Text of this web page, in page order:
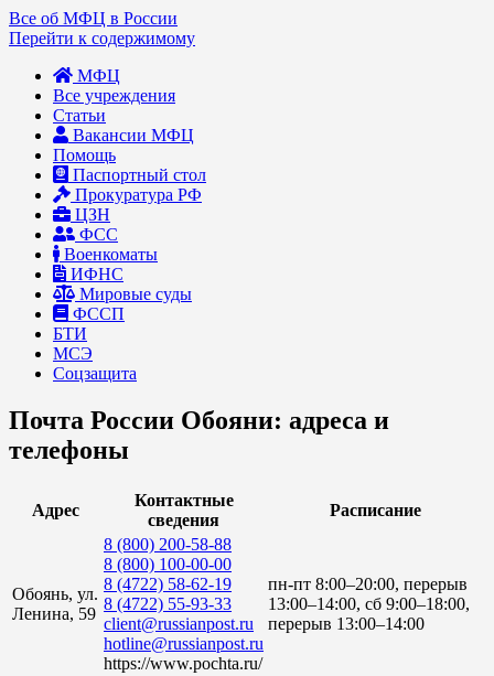
Все об МФЦ в России
Перейти к содержимому
МФЦ
Все учреждения
Статьи
Вакансии МФЦ
Помощь
Паспортный стол
Прокуратура РФ
ЦЗН
ФСС
Военкоматы
ИФНС
Мировые суды
ФССП
БТИ
МСЭ
Соцзащита
Почта России Обояни: адреса и
телефоны
Адрес
Контактные
сведения
Расписание
Обоянь, ул.
Ленина, 59
8 (800) 200-58-88
8 (800) 100-00-00
8 (4722) 58-62-19
8 (4722) 55-93-33
client@russianpost.ru
hotline@russianpost.ru
https://www.pochta.ru/
пн-пт 8:00–20:00, перерыв
13:00–14:00, сб 9:00–18:00,
перерыв 13:00–14:00